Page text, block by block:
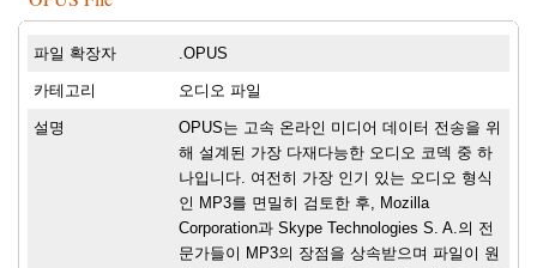
파일 확장자 .OPUS
카테고리 오디오 파일
설명
OPUS는 고속 온라인 미디어 데이터 전송을 위
해 설계된 가장 다재다능한 오디오 코덱 중 하
나입니다. 여전히 가장 인기 있는 오디오 형식
인 MP3를 면밀히 검토한 후, Mozilla
Corporation과 Skype Technologies S. A.의 전
문가들이 MP3의 장점을 상속받으며 파일이 원